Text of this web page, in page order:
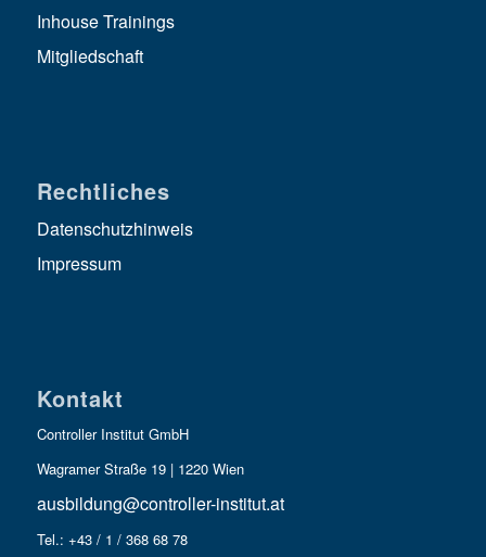
Inhouse Trainings
Mitgliedschaft
Rechtliches
Datenschutzhinweis
Impressum
Kontakt
Controller Institut GmbH
Wagramer Straße 19 | 1220 Wien
ausbildung@controller-institut.at
Tel.: +43 / 1 / 368 68 78